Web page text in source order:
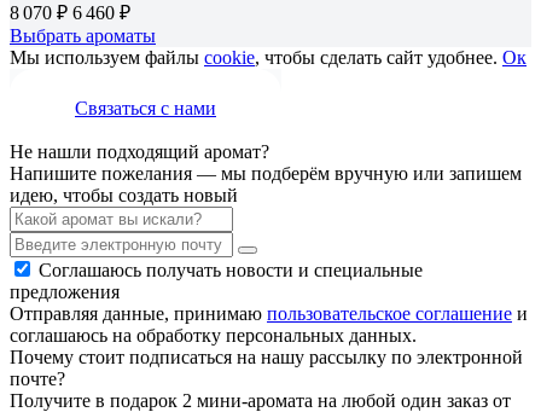
8 070 ₽ 6 460 ₽
Выбрать ароматы
Мы используем файлы cookie, чтобы сделать сайт удобнее. Ок
Связаться с нами
Не нашли подходящий аромат?
Напишите пожелания — мы подберём вручную или запишем
идею, чтобы создать новый
Соглашаюсь получать новости и специальные
предложения
Отправляя данные, принимаю пользовательское соглашение и
соглашаюсь на обработку персональных данных.
Почему стоит подписаться на нашу рассылку по электронной
почте?
Получите в подарок 2 мини-аромата на любой один заказ от